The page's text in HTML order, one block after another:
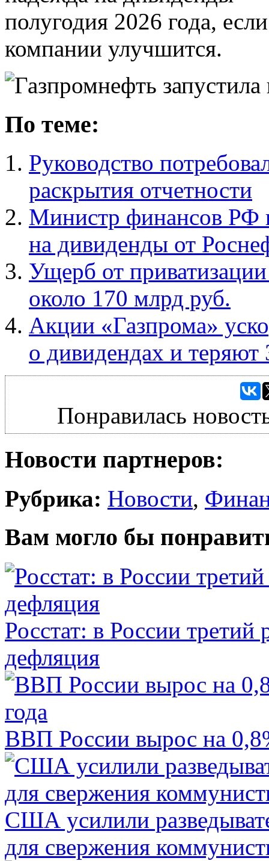
полугодия 2026 года,
компании улучшится.
По теме:
Руководство
раскрытия отчетности
Министр финансов РФ
на дивиденды от
Ущерб от
около 170 млрд руб.
Акции «Газпрома»
о дивидендах и теряют
Понравилась
Новости партнеров:
Рубрика: Новости,
Вам могло бы
Росстат: в России третий
дефляция
ВВП России вырос на
США усилили
для свержения